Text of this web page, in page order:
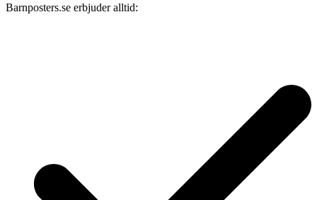
Barnposters.se erbjuder alltid: